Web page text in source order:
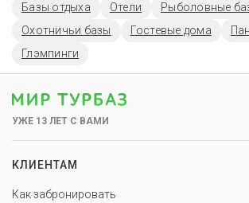
Базы отдыха Отели
Рыболовные
Охотничьи базы
Гостевые дома
Глэмпинги
УЖЕ 13 ЛЕТ С ВАМИ
КЛИЕНТАМ
Как забронировать